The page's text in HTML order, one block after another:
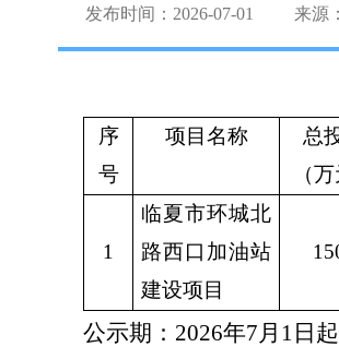
发布时间：2026-07-01 来源
序
号
项目名称
总
（万
1
临夏市环城北
路西口加油站
建设项目
公示期： 2026年7月1日